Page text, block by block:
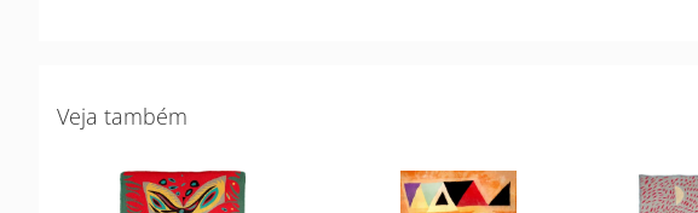
Veja também